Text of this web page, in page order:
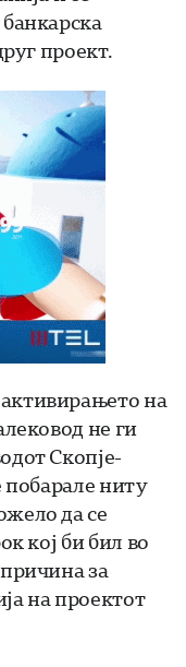
проект.
на
не ги
Скопје-
побарале ниту
да се
кој би бил во
за
на проектот